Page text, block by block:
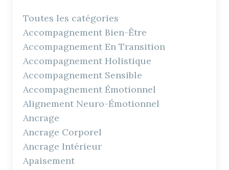
Toutes les catégories
Accompagnement Bien-Être
Accompagnement En Transition
Accompagnement Holistique
Accompagnement Sensible
Accompagnement Émotionnel
Alignement Neuro-Émotionnel
Ancrage
Ancrage Corporel
Ancrage Intérieur
Apaisement